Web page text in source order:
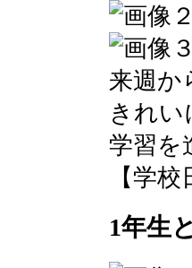
来週か
きれ
学習を
【学
1年生